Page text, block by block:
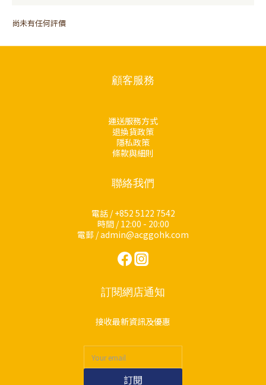
尚未有任何評價
顧客服務
運送服務方式
退換貨政策
隱私政策
條款與細則
聯絡我們
電話 / +852 5122 7542
時間 / 12:00 - 20:00
電郵 / admin@acggohk.com
訂閱網店通知
接收最新資訊及優惠
訂閱